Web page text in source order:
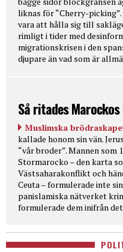
liknas för “Cherry-
vara att hålla sig till
rimligt i tider med
migrationskrisen i den
djupare än vad som är
Så ritades
Muslimska
kallade honom sin vän.
“vår broder”. Mannen som
Stormarocko – den karta
Västsaharakonflikt och
Ceuta – formulerade inte
panislamiska nätverket
formulerade dem inifrån